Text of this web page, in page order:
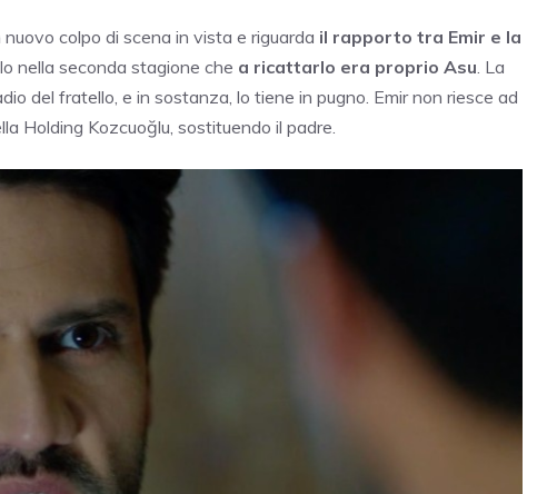
colpo di scena in vista e riguarda il rapporto tra Emir e la
nella seconda stagione che a ricattarlo era proprio Asu . La
del fratello, e in sostanza, lo tiene in pugno. Emir non riesce ad
Holding Kozcuoğlu, sostituendo il padre.